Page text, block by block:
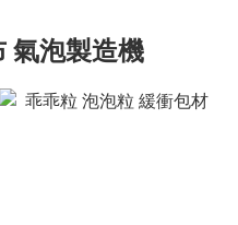
氣泡製造機